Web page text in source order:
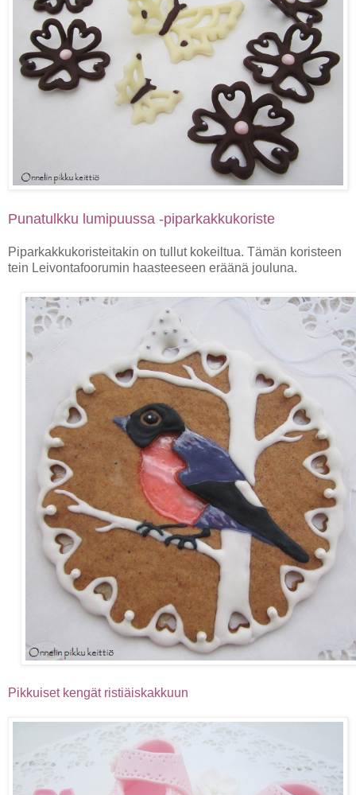
Punatulkku lumipuussa -piparkakkukoriste
Piparkakkukoristeitakin on tullut kokeiltua. Tämän koristeen
tein Leivontafoorumin haasteeseen eräänä jouluna.
Pikkuiset kengät ristiäiskakkuun